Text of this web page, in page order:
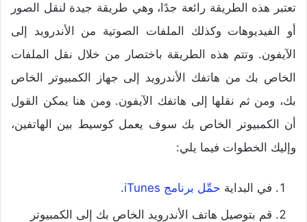
تعتبر هذه الطريقة رائعة جدًا، وهي طريقة جيدة لنقل الصور
أو الفيديوهات وكذلك الملفات الصوتية من الأندرويد إلى
الآيفون. وتتم هذه الطريقة باختصار من خلال نقل الملفات
الخاص بك من هاتفك الأندرويد إلى جهاز الكمبيوتر الخاص
بك، ومن ثم نقلها إلى هاتفك الآيفون. ومن هنا يمكن القول
أن الكمبيوتر الخاص بك سوف يعمل كوسيط بين الهاتفين،
وإليك الخطوات فيما يلي:
في البداية حمِّل برنامج iTunes
.
قم بتوصيل هاتف الأندرويد الخاص بك إلى الكمبيوتر